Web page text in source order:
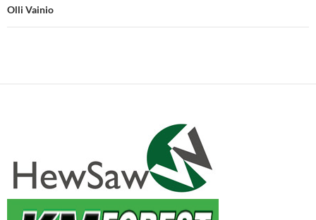
Olli Vainio